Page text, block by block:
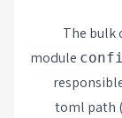
The bulk
module
toml path